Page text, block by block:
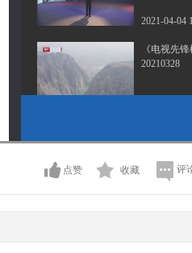
2021-04-04
《电视先锋
20210328
2021-03-21
20210307
点赞 收藏 评